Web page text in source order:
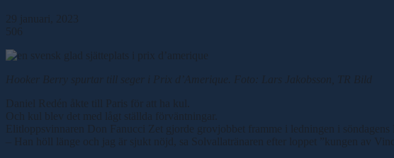
29 januari, 2023
506
Hooker Berry spurtar till seger i Prix d’Amerique. Foto: Lars Jakobsson, TR Bild
Daniel Redén åkte till Paris för att ha kul.
Och kul blev det med lågt ställda förväntningar.
Elitloppsvinnaren Don Fanucci Zet gjorde grovjobbet framme i ledningen i söndagens
– Han höll länge och jag är sjukt nöjd, sa Solvallatränaren efter loppet ”kungen av